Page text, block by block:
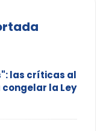
las críticas al
la Ley